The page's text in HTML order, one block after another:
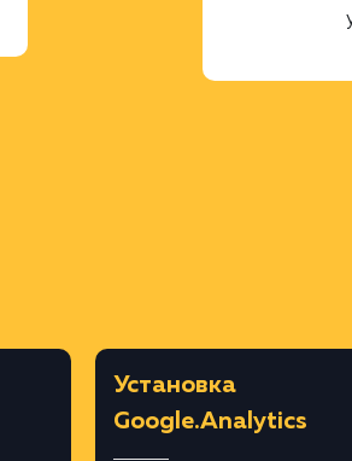
Установка
Google.Analytics